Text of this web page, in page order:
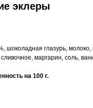
эклеры
шоколадная глазурь,
маргарин, соль,
на 100 г.